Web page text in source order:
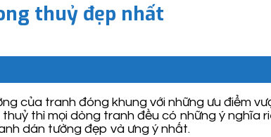
thuỷ đẹp nhất
của tranh đóng khung với những ưu điểm
thì mọi dòng tranh đều có những ý nghĩa
dán tường đẹp và ưng ý nhất.